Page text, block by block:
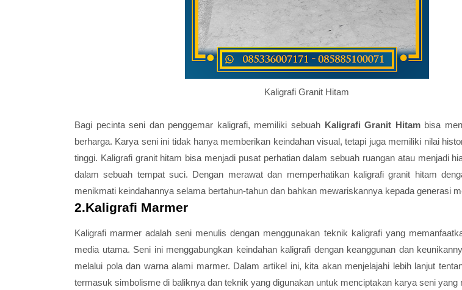
Kaligrafi Granit Hitam
Bagi pecinta seni dan penggemar kaligrafi, memiliki sebuah Kaligrafi Granit Hitambisa
berharga. Karya seni ini tidak hanya memberikan keindahan visual, tetapi juga memiliki nilai
tinggi. Kaligrafi granit hitam bisa menjadi pusat perhatian dalam sebuah ruangan atau menjadi
dalam sebuah tempat suci. Dengan merawat dan memperhatikan kaligrafi granit hitam
menikmati keindahannya selama bertahun-tahun dan bahkan mewariskannya kepada generasi
2.Kaligrafi Marmer
Kaligrafi marmer adalah seni menulis dengan menggunakan teknik kaligrafi yang
media utama. Seni ini menggabungkan keindahan kaligrafi dengan keanggunan dan
melalui pola dan warna alami marmer. Dalam artikel ini, kita akan menjelajahi lebih lanjut
termasuk simbolisme di baliknya dan teknik yang digunakan untuk menciptakan karya seni yang